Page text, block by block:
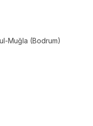
Muğla (Bodrum)